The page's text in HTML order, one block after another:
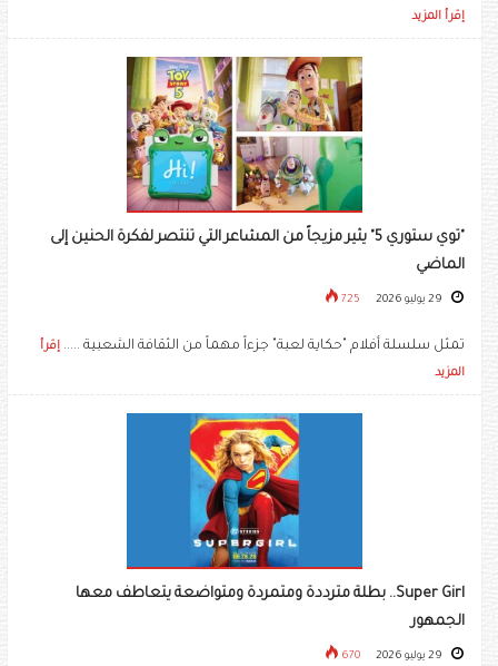
إقرأ المزيد
"توي ستوري 5" يثير مزيجاً من المشاعر التي تنتصر لفكرة الحنين إلى
الماضي
725
تمثل سلسلة أفلام "حكاية لعبة" جزءاً مهماً من الثقافة الشعبية ..... إقرأ
المزيد
Super Girl.. بطلة مترددة ومتمردة ومتواضعة يتعاطف معها
الجمهور
670